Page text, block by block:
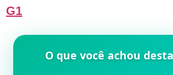
G1
O que você achou